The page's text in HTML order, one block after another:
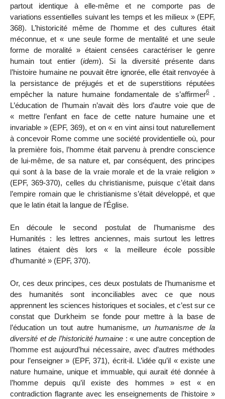
partout identique à elle-même et ne comporte pas de
variations essentielles suivant les temps et les milieux » (EPF,
368). L’historicité même de l’homme et des cultures était
méconnue, et « une seule forme de mentalité et une seule
forme de moralité » étaient censées caractériser le genre
humain tout entier (idem). Si la diversité présente dans
l’histoire humaine ne pouvait être ignorée, elle était renvoyée à
la persistance de préjugés et et de superstitions réputées
empêcher la nature humaine fondamentale de s’affirmer6
.
L’éducation de l’humain n’avait dès lors d’autre voie que de
« mettre l’enfant en face de cette nature humaine une et
invariable » (EPF, 369), et on « en vint ainsi tout naturellement
à concevoir Rome comme une société providentielle où, pour
la première fois, l’homme était parvenu à prendre conscience
de lui-même, de sa nature et, par conséquent, des principes
qui sont à la base de la vraie morale et de la vraie religion »
(EPF, 369-370), celles du christianisme, puisque c’était dans
l’empire romain que le christianisme s’était développé, et que
que le latin était la langue de l’Église.
En découle le second postulat de l’humanisme des
Humanités : les lettres anciennes, mais surtout les lettres
latines étaient dès lors « la meilleure école possible
d’humanité » (EPF, 370).
Or, ces deux principes, ces deux postulats de l’humanisme et
des humanités sont inconciliables avec ce que nous
apprennent les sciences historiques et sociales, et c’est sur ce
constat que Durkheim se fonde pour mettre à la base de
l’éducation un tout autre humanisme, un humanisme de la
diversité et de l’historicité humaine : « une autre conception de
l’homme est aujourd’hui nécessaire, avec d’autres méthodes
pour l’enseigner » (EPF, 371), écrit-il. L’idée qu’il « existe une
nature humaine, unique et immuable, qui aurait été donnée à
l’homme depuis qu’il existe des hommes » est « en
contradiction flagrante avec les enseignements de l’histoire »